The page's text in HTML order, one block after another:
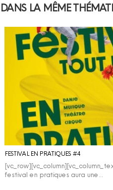
DANS LA MÊME
FESTIVAL EN PRATIQUES #4
festival en pratiques aura une…